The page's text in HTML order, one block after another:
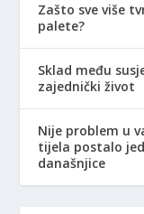
Zašto sve više
palete?
Sklad među
zajednički život
Nije problem u
tijela postalo
današnjice